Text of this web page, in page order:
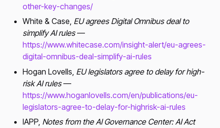
other-key-changes/
White & Case, EU agrees Digital Omnibus deal to
simplify AI rules—
https://www.whitecase.com/insight-alert/eu-agrees-
digital-omnibus-deal-simplify-ai-rules
Hogan Lovells, EU legislators agree to delay for high-
risk AI rules—
https://www.hoganlovells.com/en/publications/eu-
legislators-agree-to-delay-for-highrisk-ai-rules
IAPP, Notes from the AI Governance Center: AI Act